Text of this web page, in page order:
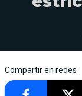
Compartir en redes